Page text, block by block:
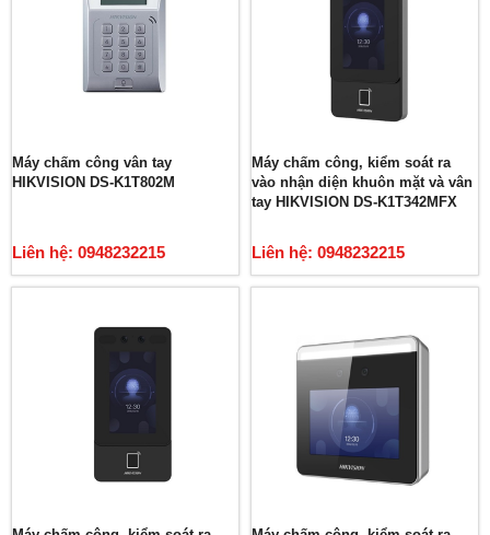
Máy chấm công vân tay
HIKVISION DS-K1T802M
Liên hệ: 0948232215
Máy chấm công, kiểm soát ra
vào nhận diện khuôn mặt và vân
tay HIKVISION DS-K1T342MFX
Liên hệ: 0948232215